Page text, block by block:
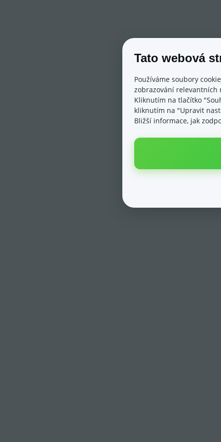
Tato webová
Používáme soubory
zobrazování relevantních
Kliknutím na tlačítko
kliknutím na "Upravit
Bližší informace, jak